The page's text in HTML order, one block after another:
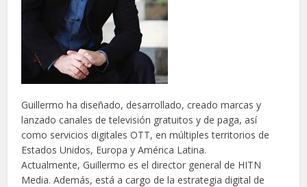
Guillermo ha diseñado, desarrollado, creado marcas y
lanzado canales de televisión gratuitos y de paga, así
como servicios digitales OTT, en múltiples territorios de
Estados Unidos, Europa y América Latina.
Actualmente, Guillermo es el director general de HITN
Media. Además, está a cargo de la estrategia digital de